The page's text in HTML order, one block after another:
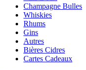
Champagne Bulles
Whiskies
Rhums
Gins
Autres
Bières Cidres
Cartes Cadeaux